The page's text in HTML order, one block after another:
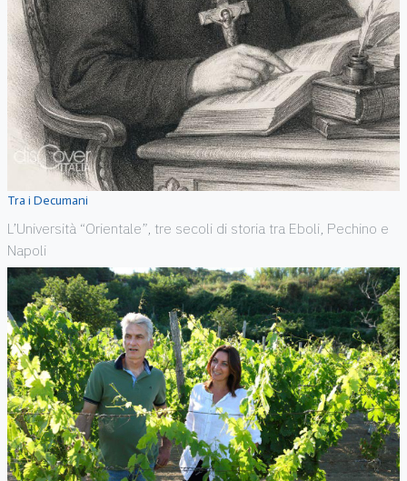
Tra i Decumani
L’Università “Orientale”, tre secoli di storia tra Eboli, Pechino e
Napoli